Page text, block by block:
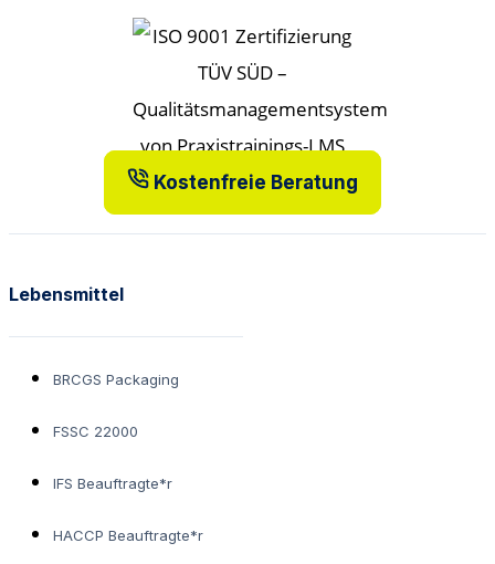
Kostenfreie Beratung
Lebensmittel
BRCGS Packaging
FSSC 22000
IFS Beauftragte*r
HACCP Beauftragte*r